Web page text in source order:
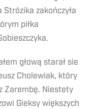
zakończyła
piłka
głową starał sie
Cholewiak, który
Zarembę. Niestety
Gieksy większych